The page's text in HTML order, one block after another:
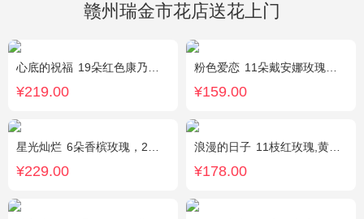
赣州瑞金市花店送花上门
心底的祝福 19朵红色康乃馨，绿叶搭配
¥219.00
粉色爱恋 11朵戴安娜玫瑰，满天星、绿叶搭配
¥159.00
星光灿烂 6朵香槟玫瑰，2朵向日葵，1个蓝色绣球，桔梗、小花、绿叶搭配
¥229.00
浪漫的日子 11枝红玫瑰,黄莺、满天星适量搭配。
¥178.00